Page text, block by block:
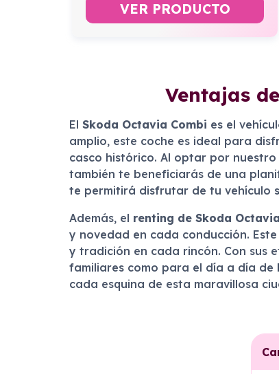
VER PRODUCTO
Ventajas
El Skoda Octavia Combi es el
amplio, este coche es ideal para
casco histórico. Al optar por nuestro
también te beneficiarás de una
te permitirá disfrutar de tu vehículo
Además, el renting de Skoda
y novedad en cada conducción.
y tradición en cada rincón. Con sus
familiares como para el día a día
cada esquina de esta maravillosa